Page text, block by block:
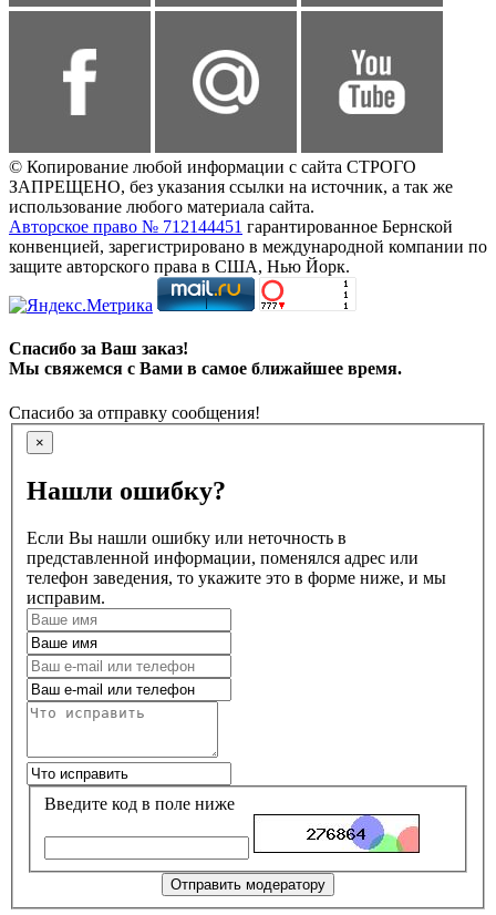
© Копирование любой информации с сайта СТРОГО
ЗАПРЕЩЕНО, без указания ссылки на источник, а так же
использование любого материала сайта.
Авторское право № 712144451 гарантированное Бернской
конвенцией, зарегистрировано в международной компании по
защите авторского права в США, Нью Йорк.
Спасибо за Ваш заказ!
Мы свяжемся с Вами в самое ближайшее время.
Спасибо за отправку сообщения!
×
Нашли ошибку?
Если Вы нашли ошибку или неточность в
представленной информации, поменялся адрес или
телефон заведения, то укажите это в форме ниже, и мы
исправим.
Введите код в поле ниже
Отправить модератору